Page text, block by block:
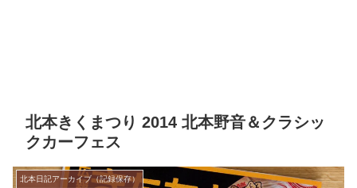
北本きくまつり 2014 北本野音＆クラシッ
クカーフェス
北本日記アーカイブ（記録保存）